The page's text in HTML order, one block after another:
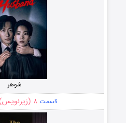
شوهر
قسمت ۸ (زیرنویس)